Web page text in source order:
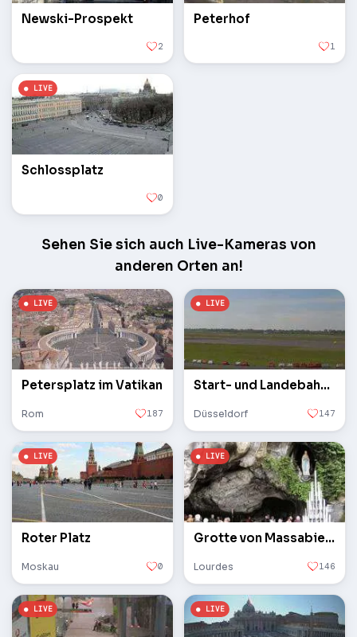
Newski-Prospekt
2
Peterhof
1
Schlossplatz
0
Sehen Sie sich auch Live-Kameras von
anderen Orten an!
Petersplatz im Vatikan
Rom 187
Start- und Landebahn des Flughafens
Düsseldorf 147
Roter Platz
Moskau 0
Grotte von Massabielle
Lourdes 146